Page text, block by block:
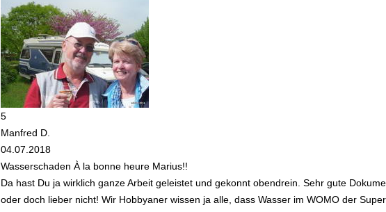
5
Manfred D.
04.07.2018
Wasserschaden À la bonne heure Marius!!
Da hast Du ja wirklich ganze Arbeit geleistet und gekonnt obendrein. Sehr gute
oder doch lieber nicht! Wir Hobbyaner wissen ja alle, dass Wasser im WOMO der